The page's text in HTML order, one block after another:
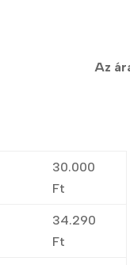
Az
30.000
Ft
34.290
Ft